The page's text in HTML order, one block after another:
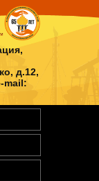
д.12,
mail: